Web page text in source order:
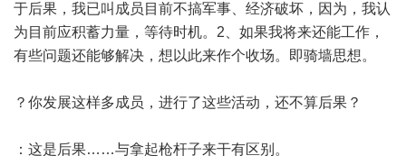
于后果，我已叫成员目前不搞军事、经济破坏，因为，我认
为目前应积蓄力量，等待时机。2、如果我将来还能工作，
有些问题还能够解决，想以此来作个收场。即骑墙思想。
？你发展这样多成员，进行了这些活动，还不算后果？
：这是后果……与拿起枪杆子来干有区别。